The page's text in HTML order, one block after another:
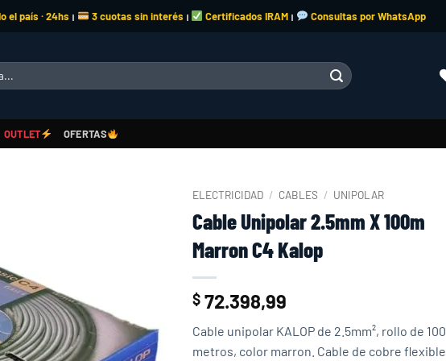
el país · 24hs | 3 cuotas sin interés | Certificados IRAM | Consultas por WhatsApp
OUTLET OFERTAS
ELECTRICIDAD / CABLES / UNIPOLAR
Cable Unipolar 2.5mm X 100m
Marron C4 Kalop
$ 72.398,99
Cable unipolar KALOP de 2.5mm², rollo de 100
metros, color marron. Cable de cobre flexible